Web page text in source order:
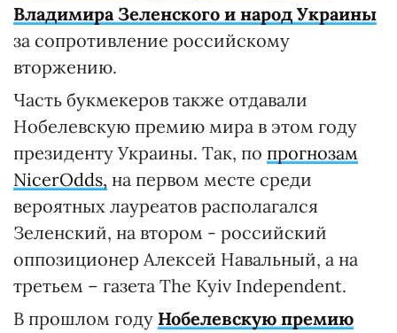
Владимира Зеленского и народ Украины
за сопротивление российскому
вторжению.
Часть букмекеров также отдавали
Нобелевскую премию мира в этом году
президенту Украины. Так, по прогнозам
NicerOdds, на первом месте среди
вероятных лауреатов располагался
Зеленский, на втором - российский
оппозиционер Алексей Навальный, а на
третьем – газета The Kyiv Independent.
В прошлом году Нобелевскую премию